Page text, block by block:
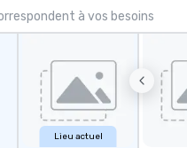
à vos besoins
Lieu actuel